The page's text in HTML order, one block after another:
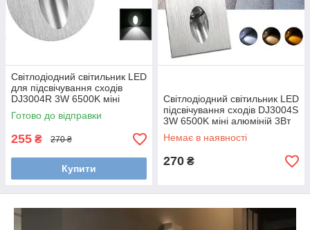
Світлодіодний світильник LED
для підсвічування сходів
DJ3004R 3W 6500K міні
алюміній 3Вт D 54mm
Готово до відправки
255 ₴ 270 ₴
Купити
Світлодіодний світильник LED
підсвічування сходів DJ3004S
3W 6500K міні алюміній 3Вт
Немає в наявності
270 ₴